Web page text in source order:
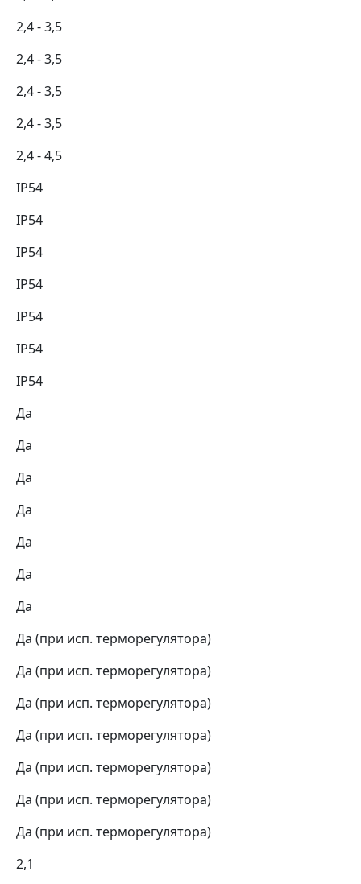
2,4 - 3,5
2,4 - 3,5
2,4 - 3,5
2,4 - 3,5
2,4 - 4,5
IP54
IP54
IP54
IP54
IP54
IP54
IP54
Да
Да
Да
Да
Да
Да
Да
Да (при исп. терморегулятора)
Да (при исп. терморегулятора)
Да (при исп. терморегулятора)
Да (при исп. терморегулятора)
Да (при исп. терморегулятора)
Да (при исп. терморегулятора)
Да (при исп. терморегулятора)
2,1